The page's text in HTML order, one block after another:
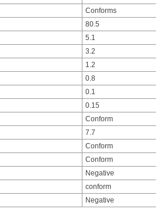
Conforms
80.5
5.1
3.2
1.2
0.8
0.1
0.15
Conform
7.7
Conform
Conform
Negative
conform
Negative